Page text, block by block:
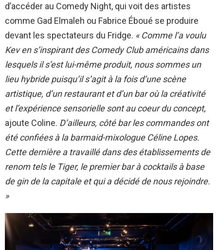
d’accéder au Comedy Night, qui voit des artistes
comme Gad Elmaleh ou Fabrice Éboué se produire
devant les spectateurs du Fridge. « Comme l’a voulu
Kev en s’inspirant des Comedy Club américains dans
lesquels il s’est lui-même produit, nous sommes un
lieu hybride puisqu’il s’agit à la fois d’une scène
artistique, d’un restaurant et d’un bar où la créativité
et l’expérience sensorielle sont au coeur du concept,
ajoute Coline. D’ailleurs, côté bar les commandes ont
été confiées à la barmaid-mixologue Céline Lopes.
Cette dernière a travaillé dans des établissements de
renom tels le Tiger, le premier bar à cocktails à base
de gin de la capitale et qui a décidé de nous rejoindre.
»